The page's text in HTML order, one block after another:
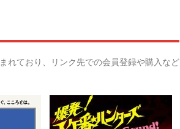
れており、リンク先での会員登録や購入など